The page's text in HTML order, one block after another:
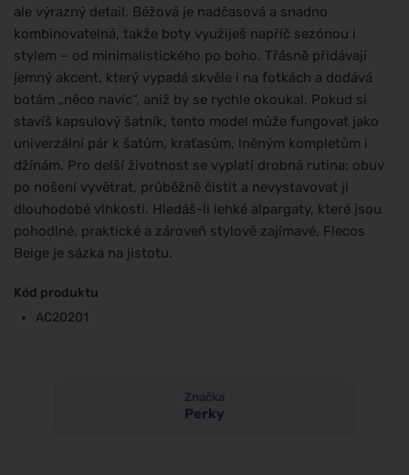
ale výrazný detail. Béžová je nadčasová a snadno
kombinovatelná, takže boty využiješ napříč sezónou i
stylem – od minimalistického po boho. Třásně přidávají
jemný akcent, který vypadá skvěle i na fotkách a dodává
botám „něco navíc“, aniž by se rychle okoukal. Pokud si
stavíš kapsulový šatník, tento model může fungovat jako
univerzální pár k šatům, kraťasům, lněným kompletům i
džínám. Pro delší životnost se vyplatí drobná rutina: obuv
po nošení vyvětrat, průběžně čistit a nevystavovat ji
dlouhodobé vlhkosti. Hledáš-li lehké alpargaty, které jsou
pohodlné, praktické a zároveň stylově zajímavé, Flecos
Beige je sázka na jistotu.
Kód produktu
AC20201
Značka
Perky